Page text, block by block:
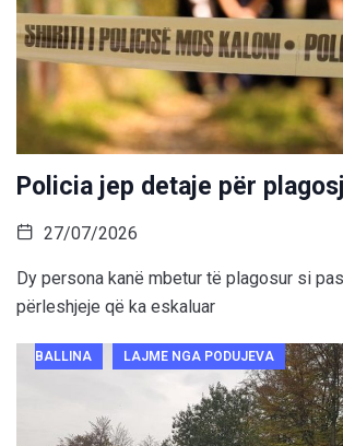
Policia jep detaje për
27/07/2026
Dy persona kanë mbetur të plagosur si
përleshjeje që ka eskaluar
BALLINA LAJME NGA PODUJEVA